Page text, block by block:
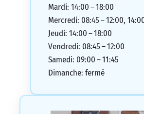
Mardi: 14:00 – 18:00
Mercredi: 08:45 – 12:00,
Jeudi: 14:00 – 18:00
Vendredi: 08:45 – 12:00
Samedi: 09:00 – 11:45
Dimanche: fermé